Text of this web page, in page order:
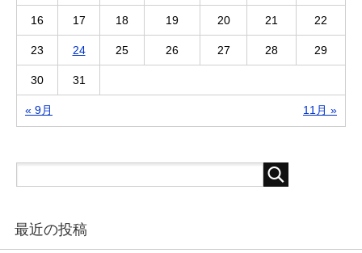
« 9月 11月 »
16 17 18 19 20 21 22
23 24 25 26 27 28 29
30 31
最近の投稿